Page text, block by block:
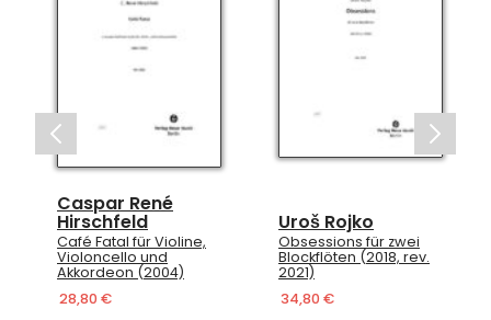
Caspar René
Hirschfeld
Café Fatal für Violine,
Violoncello und
Akkordeon (2004)
28,80 €
Uroš Rojko
Obsessions für zwei
Blockflöten (2018, rev.
2021)
34,80 €